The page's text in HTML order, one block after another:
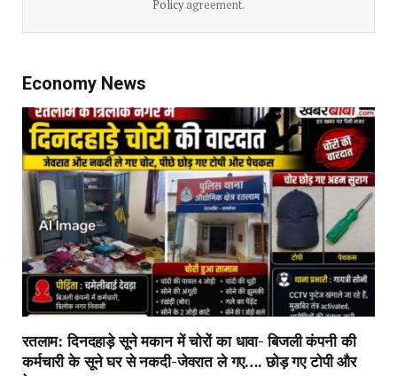
Policyagreement.
Economy News
रतलाम: दिनदहाड़े सूने मकान में चोरों का धावा- बिजली कंपनी की
कर्मचारी के सूने घर से नकदी-जेवरात ले गए…. छोड़ गए टोपी और